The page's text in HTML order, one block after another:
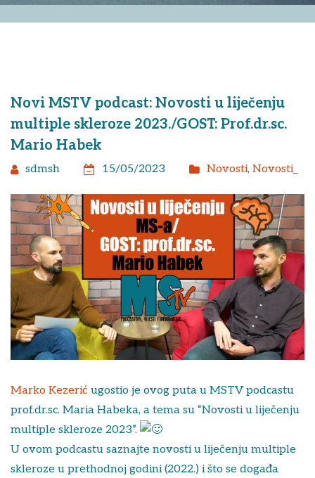
Novi MSTV podcast: Novosti u liječenju
multiple skleroze 2023./GOST: Prof.dr.sc.
Mario Habek
sdmsh 15/05/2023 Novosti, Novosti_
Marko Kezerić ugostio je ovog puta u MSTV podcastu
prof.dr.sc. Maria Habeka, a tema su “Novosti u liječenju
multiple skleroze 2023”.
U ovom podcastu saznajte novosti u liječenju multiple
skleroze u prethodnoj godini (2022.) i što se događa